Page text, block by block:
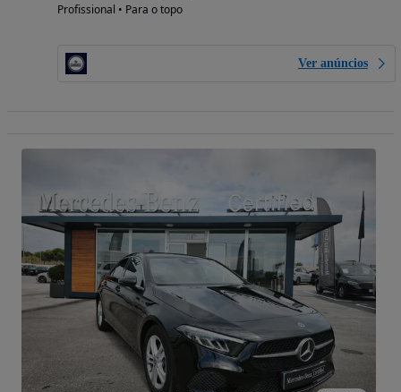
Profissional • Para o topo
Ver anúncios